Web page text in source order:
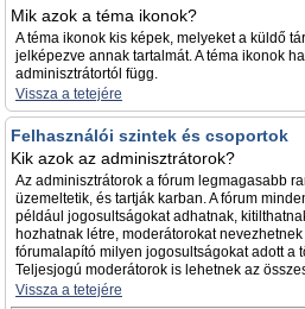
Mik azok a téma ikonok?
A téma ikonok kis képek, melyeket a küldő
jelképezve annak tartalmát. A téma ikonok
adminisztrátortól függ.
Vissza a tetejére
Felhasználói szintek és csoportok
Kik azok az adminisztrátorok?
Az adminisztrátorok a fórum legmagasabb
üzemeltetik, és tartják karban. A fórum
például jogosultságokat adhatnak,
hozhatnak létre, moderátorokat
fórumalapító milyen jogosultságokat adott a
Teljesjogú moderátorok is lehetnek az
Vissza a tetejére